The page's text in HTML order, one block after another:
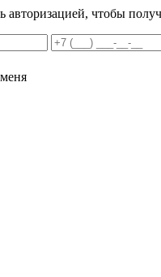
авторизацией, чтобы